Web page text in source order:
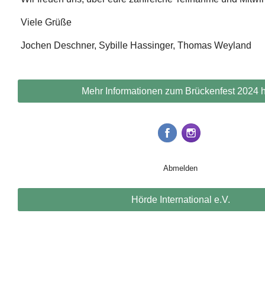
Viele Grüße
Jochen Deschner, Sybille Hassinger, Thomas Weyland
Mehr Informationen zum Brückenfest 2024
Abmelden
Hörde International e.V.